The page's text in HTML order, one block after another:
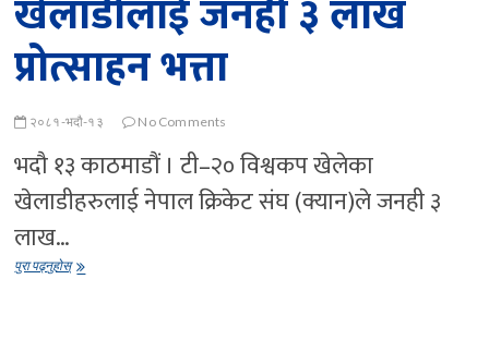
खेलाडीलाई जनही ३ लाख
प्रोत्साहन भत्ता
२०८१-भदौ-१३ No Comments
भदौ १३ काठमाडौं । टी–२० विश्वकप खेलेका
खेलाडीहरुलाई नेपाल क्रिकेट संघ (क्यान)ले जनही ३
लाख…
पुरा पढ्नुहोस्टी–